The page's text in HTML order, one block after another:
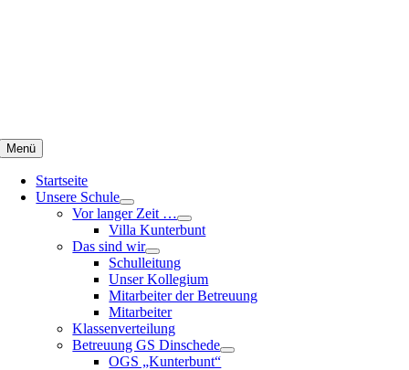
Menü
Startseite
Unsere Schule
Vor langer Zeit …
Villa Kunterbunt
Das sind wir
Schulleitung
Unser Kollegium
Mitarbeiter der Betreuung
Mitarbeiter
Klassenverteilung
Betreuung GS Dinschede
OGS „Kunterbunt“